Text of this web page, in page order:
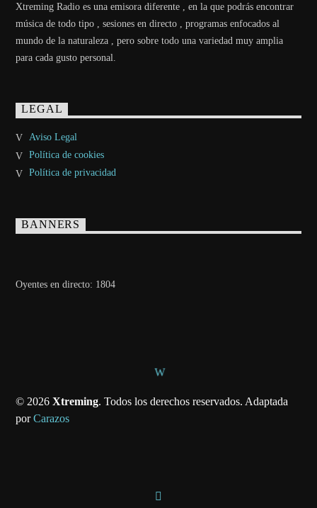
Xtreming Radio es una emisora diferente , en la que podrás encontrar
música de todo tipo , sesiones en directo , programas enfocados al
mundo de la naturaleza , pero sobre todo una variedad muy amplia
para cada gusto personal.
LEGAL
Aviso Legal
Política de cookies
Política de privacidad
BANNERS
Oyentes en directo: 1804
© 2026 Xtreming. Todos los derechos reservados. Adaptada
porCarazos